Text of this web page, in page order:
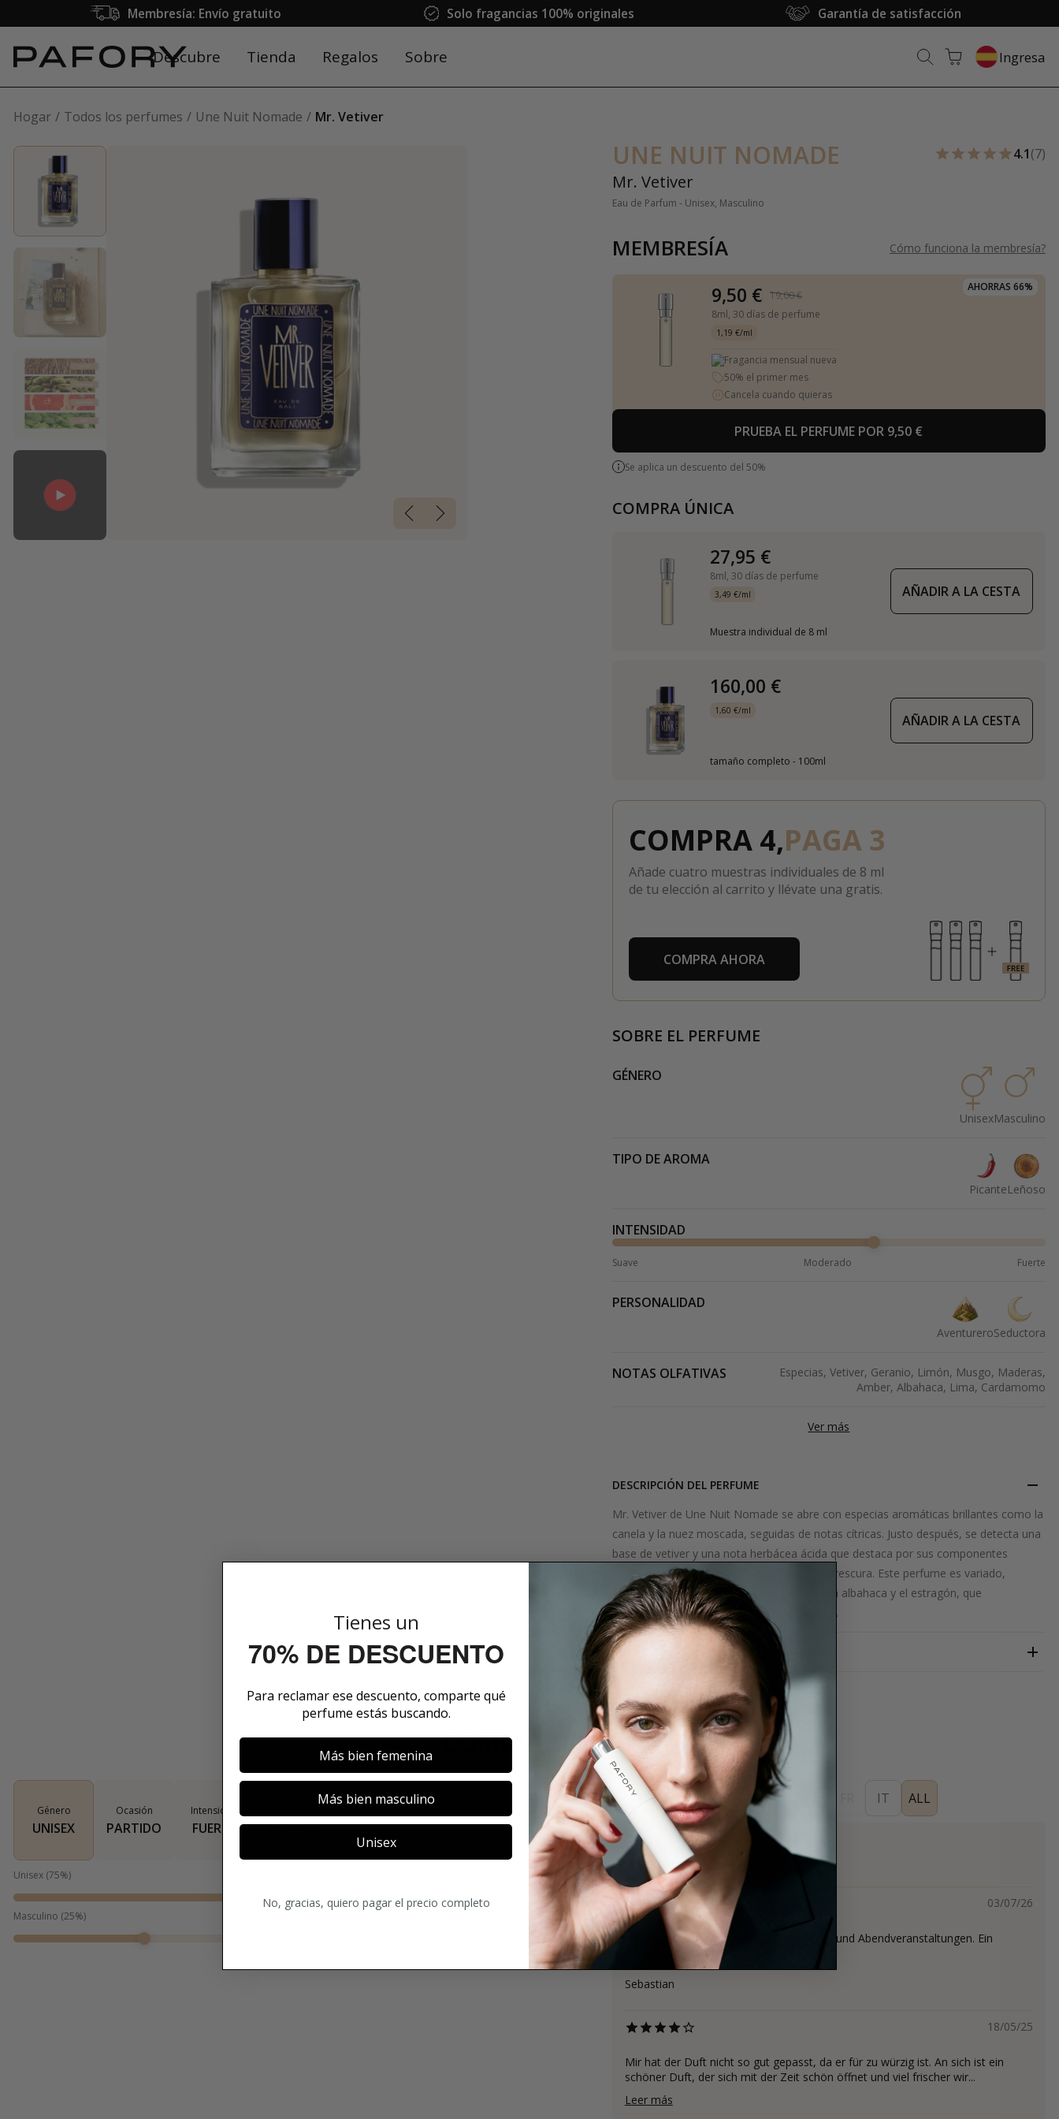
Membresía: Envío gratuito Solo fragancias 100% originales Garantía de satisfacción
Descubre Tienda Regalos Sobre Ingresa
Hogar Todos los perfumes Une Nuit Nomade Mr. Vetiver
UNE NUIT NOMADE
Mr. Vetiver
Eau de Parfum - Unisex, Masculino
4.1(7)
MEMBRESÍA Cómo funciona la membresía?
AHORRAS 66%
9,50 €
19,00 €
8ml, 30 días de perfume
1,19 €/ml
Fragancia mensual nueva
50% el primer mes
Cancela cuando quieras
PRUEBA EL PERFUME POR 9,50 €
Se aplica un descuento del 50%
COMPRA ÚNICA
27,95 €
8ml, 30 días de perfume
3,49 €/ml
Muestra individual de 8 ml
AÑADIR A LA CESTA
160,00 €
1,60 €/ml
tamaño completo - 100ml
AÑADIR A LA CESTA
COMPRA 4,PAGA 3
Añade cuatro muestras individuales de 8 ml
de tu elección al carrito y llévate una gratis.
COMPRA AHORA
SOBRE EL PERFUME
GÉNERO
UnisexMasculino
TIPO DE AROMA
PicanteLeñoso
INTENSIDAD
Suave Moderado Fuerte
PERSONALIDAD
AventureroSeductora
NOTAS OLFATIVAS
Especias, Vetiver, Geranio, Limón, Musgo, Maderas,
Amber, Albahaca, Lima, Cardamomo
Ver más
DESCRIPCIÓN DEL PERFUME
Mr. Vetiver de Une Nuit Nomade se abre con especias aromáticas brillantes como la
canela y la nuez moscada, seguidas de notas cítricas. Justo después, se detecta una
base de vetiver y una nota herbácea ácida que destaca por sus componentes
aromáticos verdes e irradia una agradable frescura. Este perfume es variado,
especialmente las notas de nuez y tierra y la albahaca y el estragón, que
representan una conexión con la naturaleza.
SOBRE LA MARCA UNE NUIT NOMADE
COMENTARIOS
Género
UNISEX
Ocasión
PARTIDO
Intensidad
FUERTE PICANTE
Unisex (75%)
Masculino (25%)
EN IT ALL
4.1
Comentarios
03/07/26
Würzig erdig interessanter Duft für Alltag und Abendveranstaltungen. Ein
Ausprobieren wert.
Sebastian
18/05/25
Mir hat der Duft nicht so gut gepasst, da er für zu würzig ist. An sich ist ein
schöner Duft, der sich mit der Zeit schön öffnet und viel frischer wir...
Leer más
Tienes un
70% DE DESCUENTO
Para reclamar ese descuento, comparte qué
perfume estás buscando.
Más bien femenina
Más bien masculino
Unisex
No, gracias, quiero pagar el precio completo